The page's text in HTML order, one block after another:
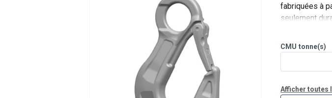
fabriquées à
seulement
CMU tonne(s)
Afficher toutes
Agroalimentaire: